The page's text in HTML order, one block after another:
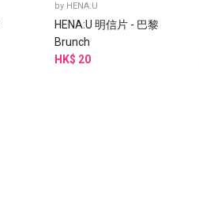
by HENA:U
HENA:U 明信片 - 巴黎
Brunch
HK$ 20